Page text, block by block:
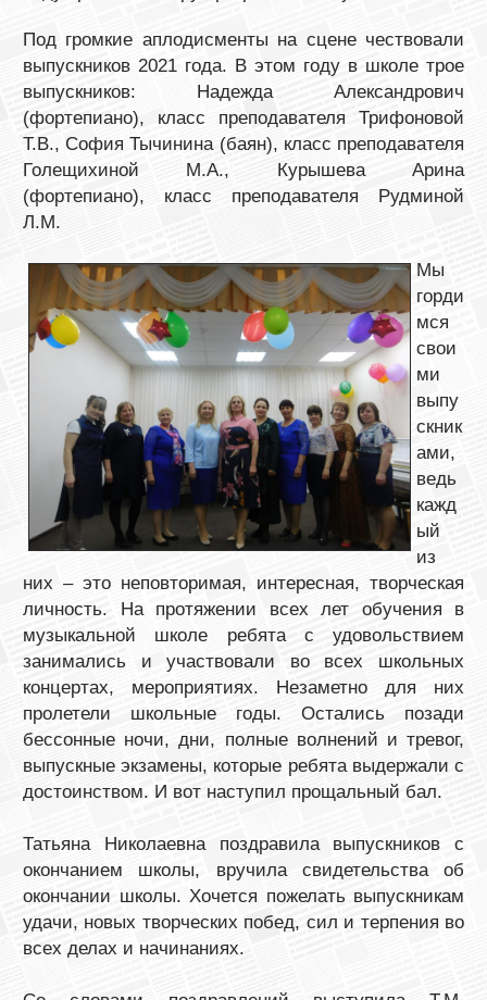
Под громкие аплодисменты на сцене чествовали
выпускников 2021 года. В этом году в школе трое
выпускников: Надежда Александрович
(фортепиано), класс преподавателя Трифоновой
Т.В., София Тычинина (баян), класс преподавателя
Голещихиной М.А., Курышева Арина
(фортепиано), класс преподавателя Рудминой
Л.М.
Мы
горди
мся
свои
ми
выпу
скник
ами,
ведь
кажд
ый
из
них – это неповторимая, интересная, творческая
личность. На протяжении всех лет обучения в
музыкальной школе ребята с удовольствием
занимались и участвовали во всех школьных
концертах, мероприятиях. Незаметно для них
пролетели школьные годы. Остались позади
бессонные ночи, дни, полные волнений и тревог,
выпускные экзамены, которые ребята выдержали с
достоинством. И вот наступил прощальный бал.
Татьяна Николаевна поздравила выпускников с
окончанием школы, вручила свидетельства об
окончании школы. Хочется пожелать выпускникам
удачи, новых творческих побед, сил и терпения во
всех делах и начинаниях.